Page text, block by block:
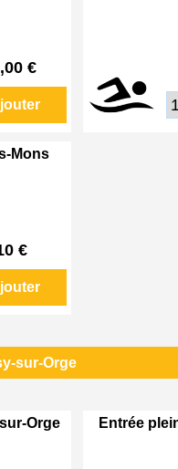
€
Mons
€
sur-Orge
Orge Entrée